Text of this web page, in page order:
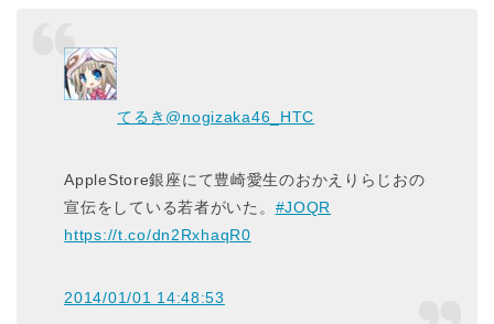
てるき @nogizaka46_HTC
AppleStore銀座にて豊崎愛生のおかえりらじおの
宣伝をしている若者がいた。 #JOQR
https://t.co/dn2RxhaqR0
2014/01/01 14:48:53